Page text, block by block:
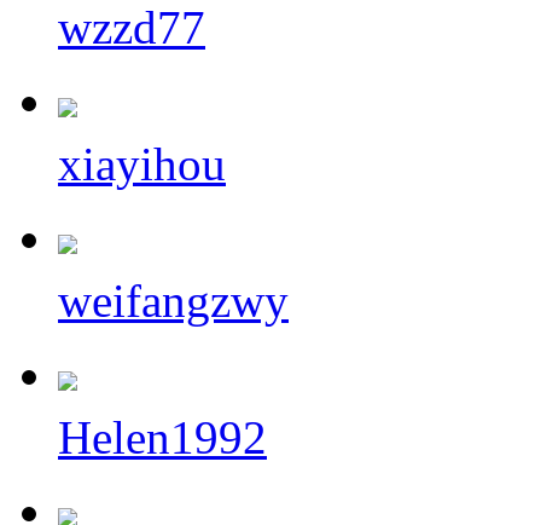
wzzd77
xiayihou
weifangzwy
Helen1992